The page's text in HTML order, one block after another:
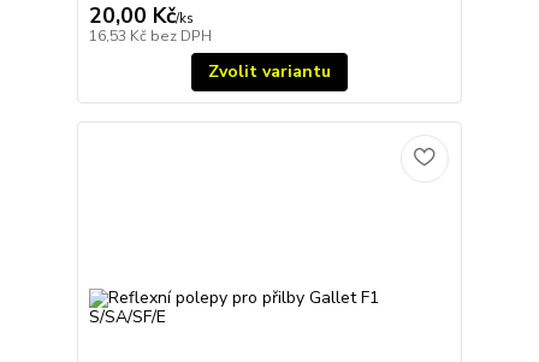
20,00 Kč/ks
16,53 Kč bez DPH
Zvolit variantu